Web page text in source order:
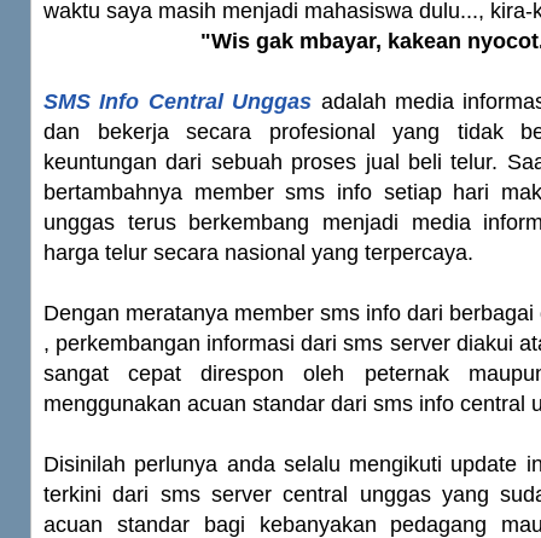
waktu saya masih menjadi mahasiswa dulu..., kira-
"Wis gak mbayar, kakean
SMS Info Central Unggas adalah media
dan bekerja secara profesional yang tidak
keuntungan dari sebuah proses jual beli telur.
bertambahnya member sms info setiap hari
unggas terus berkembang menjadi media
harga telur secara nasional yang terpercaya.
Dengan meratanya member sms info dari
, perkembangan informasi dari sms server diakui
sangat cepat direspon oleh peternak
menggunakan acuan standar dari sms info central
Disinilah perlunya anda selalu mengikuti update
terkinidari sms server central unggas yang
acuan standarbagi kebanyakan pedagang